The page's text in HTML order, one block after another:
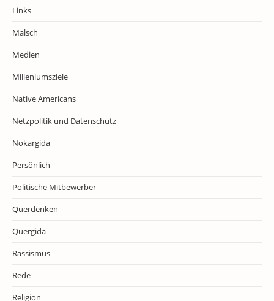
Links
Malsch
Medien
Milleniumsziele
Native Americans
Netzpolitik und Datenschutz
Nokargida
Persönlich
Politische Mitbewerber
Querdenken
Quergida
Rassismus
Rede
Religion